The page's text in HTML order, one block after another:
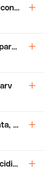
cuando
suma y
- como